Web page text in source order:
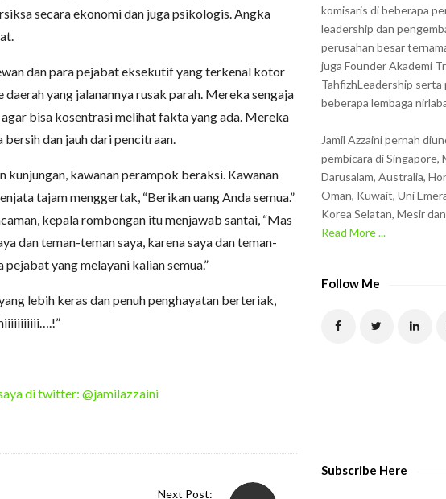
secara ekonomi dan juga psikologis. Angka
dan para pejabat eksekutif yang terkenal kotor
yang jalanannya rusak parah. Mereka sengaja
bisa kosentrasi melihat fakta yang ada. Mereka
dan jauh dari pencitraan.
kunjungan, kawanan perampok beraksi. Kawanan
tajam menggertak, “Berikan uang Anda semua.”
kepala rombongan itu menjawab santai, “Mas
dan teman-teman saya, karena saya dan teman-
yang melayani kalian semua.”
lebih keras dan penuh penghayatan berteriak,
di twitter: @jamilazzaini
Next Post:
komisaris di beberapa
leadership dan
perusahan besar
juga Founder Akademi
TahfizhLeadership serta
beberapa lembaga
Jamil Azzaini pernah
pembicara di Singapore,
Darusalam, Australia,
Oman, Kuwait, Uni
Korea Selatan, Mesir
Read More ...
Follow Me
Subscribe Here